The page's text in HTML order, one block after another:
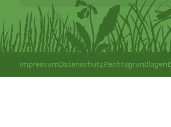
ImpressumDatenschutzRechtsgrundlagen